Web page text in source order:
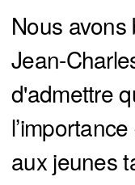
Nous
Jean-
d'admettre
aux jeunes